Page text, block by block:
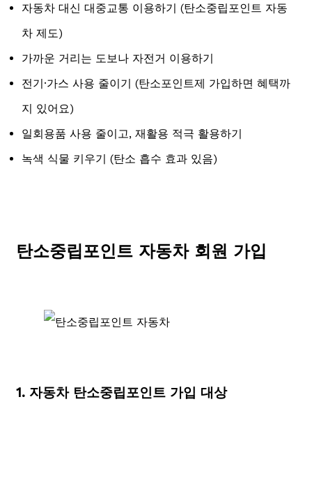
자동차 대신 대중교통 이용하기 (탄소중립포인트 자동
차 제도)
가까운 거리는 도보나 자전거 이용하기
전기·가스 사용 줄이기 (탄소포인트제 가입하면 혜택까
지 있어요)
일회용품 사용 줄이고, 재활용 적극 활용하기
녹색 식물 키우기 (탄소 흡수 효과 있음)
탄소중립포인트 자동차 회원 가입
1. 자동차 탄소중립포인트 가입 대상